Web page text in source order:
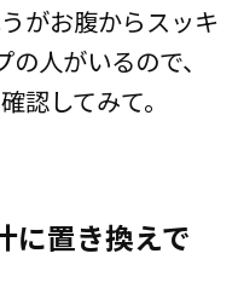
がお腹からスッキ
人がいるので、
認してみて。
に置き換えで